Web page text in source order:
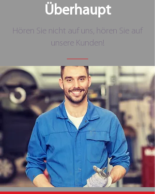
Überhaupt
Hören Sie nicht auf uns, hören Sie auf
unsere Kunden!